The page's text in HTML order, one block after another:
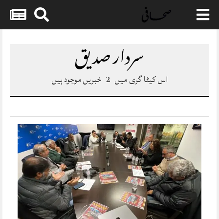
Skip
سردار صدیق
اس کیٹا گری میں 2 خبریں موجود ہیں